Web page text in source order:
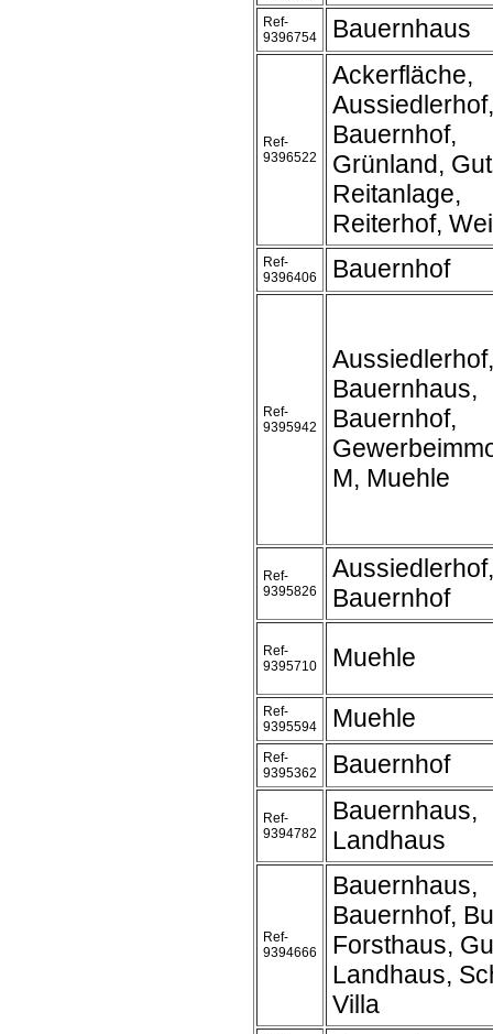
Ref-
9396754
Bauernhaus
Ref-
9396522
Ackerfläche,
Aussiedlerhof,
Bauernhof,
Grünland,
Reitanlage,
Reiterhof,
Ref-
9396406
Bauernhof
Ref-
9395942
Aussiedlerhof,
Bauernhaus,
Bauernhof,
M, Muehle
Ref-
9395826
Aussiedlerhof,
Bauernhof
Ref-
9395710
Muehle
Ref-
9395594
Muehle
Ref-
9395362
Bauernhof
Ref-
9394782
Bauernhaus,
Landhaus
Ref-
9394666
Bauernhaus,
Bauernhof,
Forsthaus,
Landhaus,
Villa